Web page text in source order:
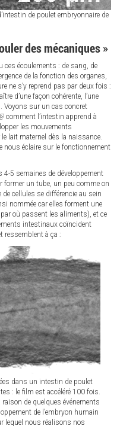
de poulet embryonnaire de
des mécaniques »
ces écoulements : de sang, de
de la fonction des organes,
ne s’y reprend pas par deux fois :
d’une façon cohérente, l’une
Voyons sur un cas concret
comment l’intestin apprend à
les mouvements
lait maternel dès la naissance.
nous éclaire sur le fonctionnement
4-5 semaines de développement
former un tube, un peu comme on
cellules se différencie au sein
nommée car elles forment une
où passent les aliments), et ce
intestinaux coïncident
ressemblent à ça :
dans un intestin de poulet
: le film est accéléré 100 fois.
de quelques événements
de l’embryon humain
lequel nous réalisons nos